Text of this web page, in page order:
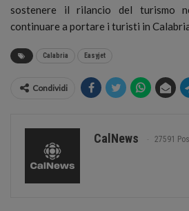
sostenere il rilancio del turismo
continuare a portare i turisti in
Calabria Easyjet
Condividi
CalNews 27591